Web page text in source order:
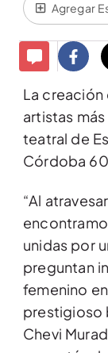
Agregar
La creación
artistas
teatral de
Córdoba
“Al
unidas por
preguntan
femenino
prestigioso
Chevi